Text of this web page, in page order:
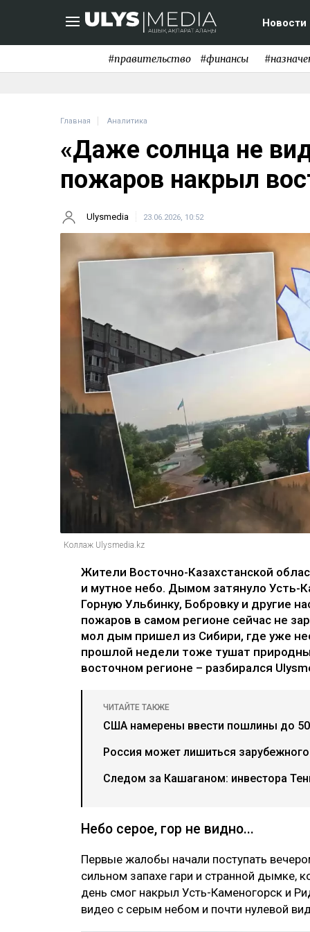
Новости
#правительство #финансы
Главная Аналитика
«Даже солнца не
пожаров накрыл
Ulysmedia 23.06.2026, 10:52
Коллаж Ulysmedia.kz
Жители Восточно-Казахстанской
и мутное небо. Дымом затянуло Усть-
Горную Ульбинку, Бобровку и другие
пожаров в самом регионе сейчас не
мол дым пришел из Сибири, где уже
прошлой недели тоже тушат
восточном регионе – разбирался
ЧИТАЙТЕ ТАКЖЕ
США намерены ввести пошлины до
Россия может лишиться
Следом за Кашаганом: инвестора
Небо серое, гор не видно...
Первые жалобы начали поступать
сильном запахе гари и странной дымке,
день смог накрыл Усть-Каменогорск и
видео с серым небом и почти нулевой